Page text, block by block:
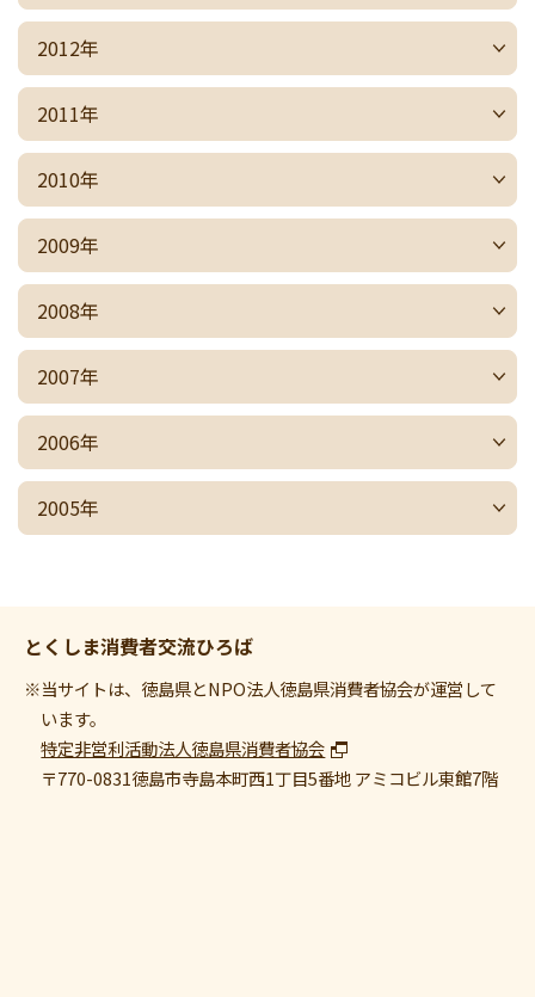
2012年
2011年
2010年
2009年
2008年
2007年
2006年
2005年
とくしま消費者交流ひろば
※当サイトは、徳島県とNPO法人徳島県消費者協会が運営して
います。
特定非営利活動法人徳島県消費者協会
〒770-0831徳島市寺島本町西1丁目5番地 アミコビル東館7階